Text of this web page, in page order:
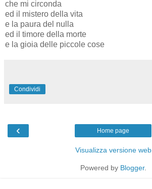
che mi circonda
ed il mistero della vita
e la paura del nulla
ed il timore della morte
e la gioia delle piccole cose
Condividi
‹ Home page
Visualizza versione web
Powered by Blogger.